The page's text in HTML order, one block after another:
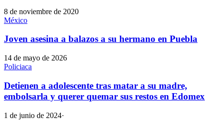
8 de noviembre de 2020
México
Joven asesina a balazos a su hermano en Puebla
14 de mayo de 2026
Policiaca
Detienen a adolescente tras matar a su madre,
embolsarla y querer quemar sus restos en Edomex
1 de junio de 2024·